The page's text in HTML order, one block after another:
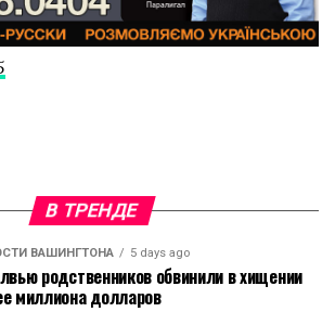
В ТРЕНДЕ
ВАШИНГТОНА 5 days ago
родственников обвинили в хищении
миллиона долларов